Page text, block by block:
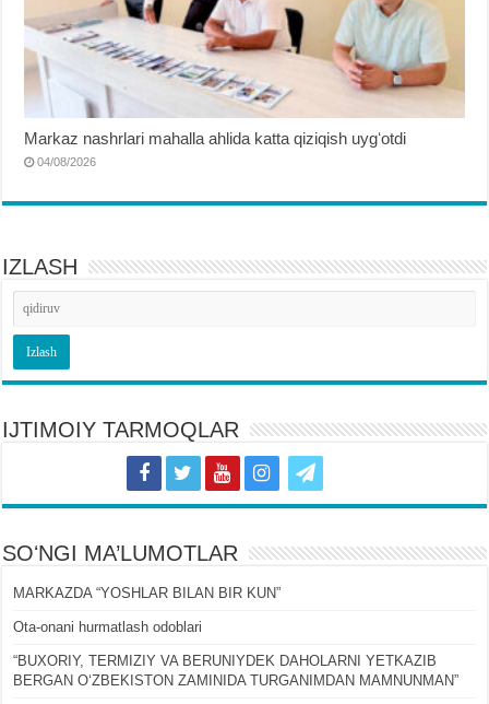
Markaz nashrlari mahalla ahlida katta qiziqish uygʻotdi
04/08/2026
IZLASH
IJTIMOIY TARMOQLAR
SOʻNGI MA’LUMOTLAR
MARKAZDA “YOSHLAR BILAN BIR KUN”
Ota-onani hurmatlash odoblari
“BUXORIY, TERMIZIY VA BERUNIYDEK DAHOLARNI YETKAZIB
BERGAN OʻZBEKISTON ZAMINIDA TURGANIMDAN MAMNUNMAN”